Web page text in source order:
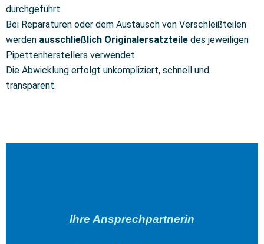
durchgeführt.
Bei Reparaturen oder dem Austausch von Verschleißteilen
werden ausschließlich Originalersatzteile des jeweiligen
Pipettenherstellers verwendet.
Die Abwicklung erfolgt unkompliziert, schnell und
transparent.
Ihre Ansprechpartnerin